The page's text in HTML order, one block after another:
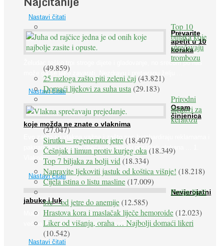
Nastavi čitati
Prevarite
apetit u 10
koraka
Želudac teško trpi stroge dijete i gladovanje, no srećom po nas
može ga se lako zavarati. Nezdravu i pretjeranu želju ...
Nastavi čitati
Osam
činjenica
koje možda ne znate o vlaknima
Evo zašto su vlakna važna i zašto nas bombardiraju reklamama i
pakiranjima u kojima obećavaju najviši postotak vlakana ... 1.
Vlakna ...
Nastavi čitati
Nevjerojatni
jabuke i luk
Muče li vas tegobe vezane uz srce, oči i živce, od kojih pati
većina dijabetičara u kasnijem stadiju bolesti, jabuke ...
Nastavi čitati
Top 10
biljaka koje
sprečavaju
trombozu
(49.859)
25 razloga zašto piti zeleni čaj(43.821)
Domaći lijekovi za suha usta (29.183)
Prirodni
lijekovi za
keratozu
(27.047)
Sirutka – regenerator jetre(18.407)
Češnjak i limun protiv kurjeg oka (18.349)
Top 7 biljaka za bolji vid (18.334)
Napravite ljekoviti jastuk od koštica višnje! (18.218)
Cijela istina o listu masline(17.009)
Peršin liječi
sve – od jetre do anemije(12.585)
Hrastova kora i maslačak liječe hemoroide(12.023)
Liker od višanja, oraha … Najbolji domaći likeri
(10.542)